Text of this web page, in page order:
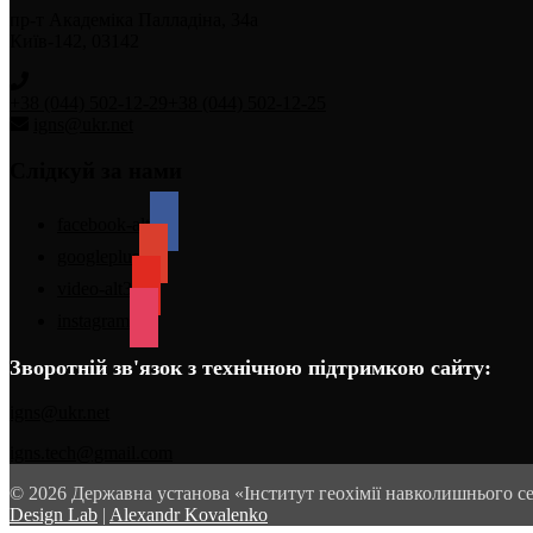
facebook-alt
googleplus
video-alt3
Зворотній зв'язок з технічною підтримкою сайту:
© 2026 Державна установа «Інститут геохімії навколишнього
Design Lab | Alexandr Kovalenko